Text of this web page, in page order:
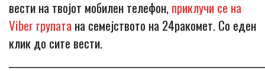
вести на твојот мобилен телефон,приклучи се на
Viber групата на семејството на 24ракомет. Со еден
клик до сите вести.